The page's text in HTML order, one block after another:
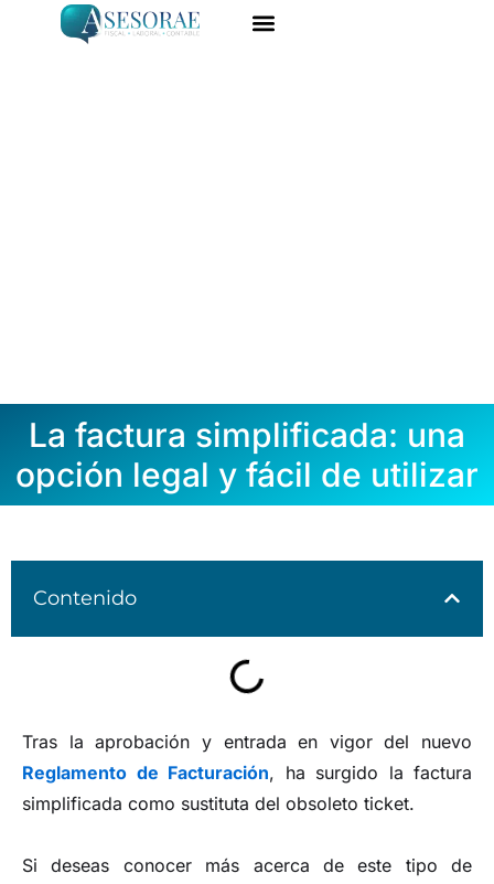
La factura simplificada: una
opción legal y fácil de utilizar
Contenido
Tras la aprobación y entrada en vigor del nuevo
Reglamento de Facturación, ha surgido la factura
simplificada como sustituta del obsoleto ticket.
Si deseas conocer más acerca de este tipo de